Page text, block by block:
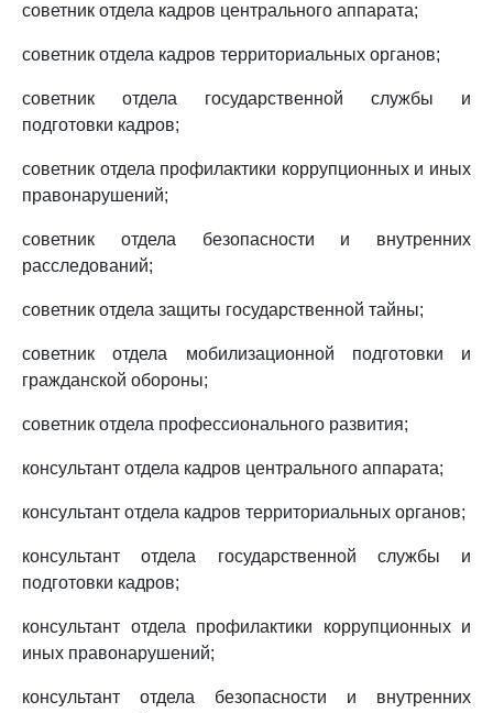
советник отдела кадров центрального аппарата;
советник отдела кадров территориальных органов;
советник отдела государственной службы и
подготовки кадров;
советник отдела профилактики коррупционных и иных
правонарушений;
советник отдела безопасности и внутренних
расследований;
советник отдела защиты государственной тайны;
советник отдела мобилизационной подготовки и
гражданской обороны;
советник отдела профессионального развития;
консультант отдела кадров центрального аппарата;
консультант отдела кадров территориальных органов;
консультант отдела государственной службы и
подготовки кадров;
консультант отдела профилактики коррупционных и
иных правонарушений;
консультант отдела безопасности и внутренних